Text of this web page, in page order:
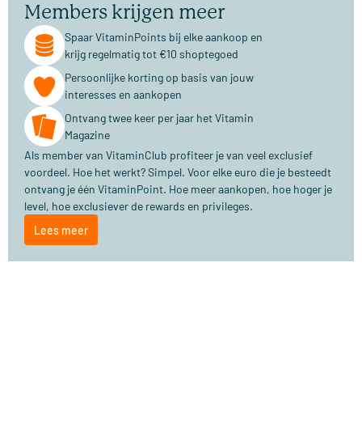
Members krijgen meer
Spaar VitaminPoints bij elke aankoop en
krijg regelmatig tot €10 shoptegoed
Persoonlijke korting op basis van jouw
interesses en aankopen
Ontvang twee keer per jaar het Vitamin
Magazine
Als member van VitaminClub profiteer je van veel exclusief
voordeel. Hoe het werkt? Simpel. Voor elke euro die je besteedt
ontvang je één VitaminPoint. Hoe meer aankopen, hoe hoger je
level, hoe exclusiever de rewards en privileges.
Lees meer